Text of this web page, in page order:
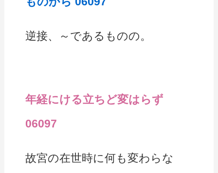
逆接、～であるものの。
年経にける立ちど変はらず
06097
故宮の在世時に何も変わらな